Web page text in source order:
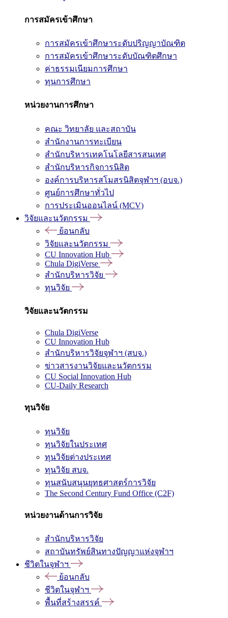
การสมัครเข้าศึกษา
การสมัครเข้าศึกษาระดับปริญญาบัณฑิต
การสมัครเข้าศึกษาระดับบัณฑิตศึกษา
ค่าธรรมเนียมการศึกษา
ทุนการศึกษา
หน่วยงานการศึกษา
คณะ วิทยาลัย และสถาบัน
สำนักงานการทะเบียน
สำนักบริหารเทคโนโลยีสารสนเทศ
สำนักบริหารกิจการนิสิต
องค์การบริหารสโมสรนิสิตจุฬาฯ (อบจ.)
ศูนย์การศึกษาทั่วไป
การประเมินออนไลน์ (MCV)
วิจัยและนวัตกรรม
ย้อนกลับ
วิจัยและนวัตกรรม
CU Innovation Hub
Chula DigiVerse
สำนักบริหารวิจัย
ทุนวิจัย
วิจัยและนวัตกรรม
Chula DigiVerse
CU Innovation Hub
สำนักบริหารวิจัยจุฬาฯ (สบจ.)
ข่าวสารงานวิจัยและนวัตกรรม
CU Social Innovation Hub
CU-Daily Research
ทุนวิจัย
ทุนวิจัย
ทุนวิจัยในประเทศ
ทุนวิจัยต่างประเทศ
ทุนวิจัย สบจ.
ทุนสนับสนุนยุทธศาสตร์การวิจัย
The Second Century Fund Office (C2F)
หน่วยงานด้านการวิจัย
สำนักบริหารวิจัย
สถาบันทรัพย์สินทางปัญญาแห่งจุฬาฯ
ชีวิตในจุฬาฯ
ย้อนกลับ
ชีวิตในจุฬาฯ
พื้นที่สร้างสรรค์